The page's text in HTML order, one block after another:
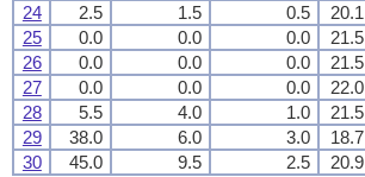
24
2.5 1.5 0.5 20.1
25
0.0 0.0 0.0 21.5
26
0.0 0.0 0.0 21.5
27
0.0 0.0 0.0 22.0
28
5.5 4.0 1.0 21.5
29
38.0 6.0 3.0 18.7
30
45.0 9.5 2.5 20.9